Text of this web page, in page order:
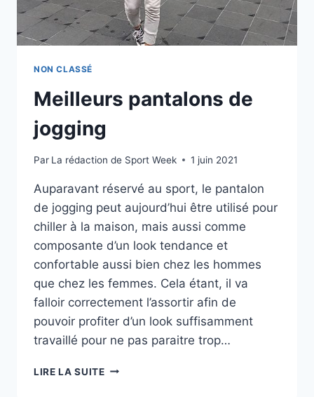
NON CLASSÉ
Meilleurs pantalons de
jogging
Par La rédaction de Sport Week 1 juin 2021
Auparavant réservé au sport, le pantalon
de jogging peut aujourd’hui être utilisé pour
chiller à la maison, mais aussi comme
composante d’un look tendance et
confortable aussi bien chez les hommes
que chez les femmes. Cela étant, il va
falloir correctement l’assortir afin de
pouvoir profiter d’un look suffisamment
travaillé pour ne pas paraitre trop…
LIRE LA SUITEMEILLEURS